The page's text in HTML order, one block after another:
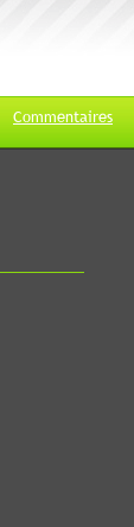
Commentaires